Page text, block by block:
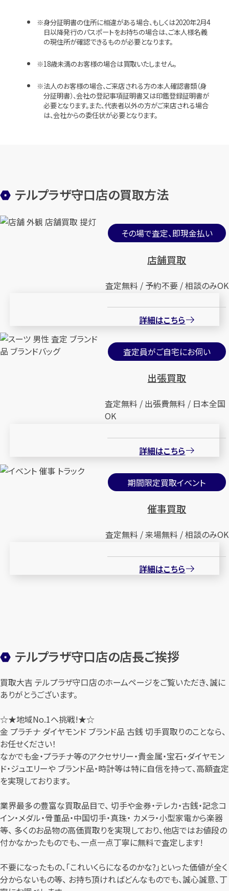
身分証明書の住所に相違がある場合、もしくは2020年2月4
日以降発行のパスポートをお持ちの場合は、ご本人様名義
の現住所が確認できるものが必要となります。
18歳未満のお客様の場合は買取いたしません。
法人のお客様の場合、ご来店される方の本人確認書類（身
分証明書）、会社の登記事項証明書又は印鑑登録証明書が
必要となります。また、代表者以外の方がご来店される場合
は、会社からの委任状が必要となります。
テルプラザ守口店の買取方法
その場で査定、即現金払い
店舗買取
査定無料 / 予約不要 / 相談のみOK
詳細はこちら
査定員がご自宅にお伺い
出張買取
査定無料 / 出張費無料 / 日本全国
OK
詳細はこちら
期間限定買取イベント
催事買取
査定無料 / 来場無料 / 相談のみOK
詳細はこちら
テルプラザ守口店の店長ご挨拶
買取大吉 テルプラザ守口店のホームページをご覧いただき、誠に
ありがとうございます。
☆★地域No.1へ挑戦!★☆
金 プラチナ ダイヤモンド ブランド品 古銭 切手買取りのことなら、
お任せください！
なかでも金・プラチナ等のアクセサリー・貴金属・宝石・ダイヤモン
ド・ジュエリーや ブランド品・時計等は特に自信を持って、高額査定
を実現しております。
業界最多の豊富な買取品目で、 切手や金券・テレカ・古銭・記念コ
イン・メダル・骨董品・中国切手・真珠・ カメラ・小型家電から楽器
等、 多くのお品物の高価買取りを実現しており、他店ではお値段の
付かなかったものでも、一点一点丁寧に無料で査定します!
不要になったもの、「これいくらになるのかな?」といった価値が全く
分からないもの等、 お持ち頂ければどんなものでも、誠心誠意、丁